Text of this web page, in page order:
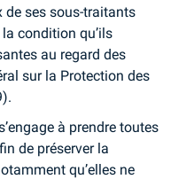
de ses sous-traitants
condition qu’ils
au regard des
sur la Protection des
à prendre toutes
de préserver la
qu’elles ne